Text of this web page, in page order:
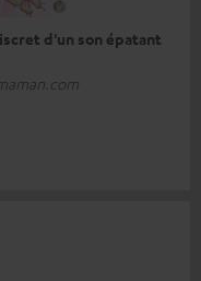
d'un son épatant